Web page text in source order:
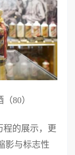
80）
程的展示，更
影与标志性